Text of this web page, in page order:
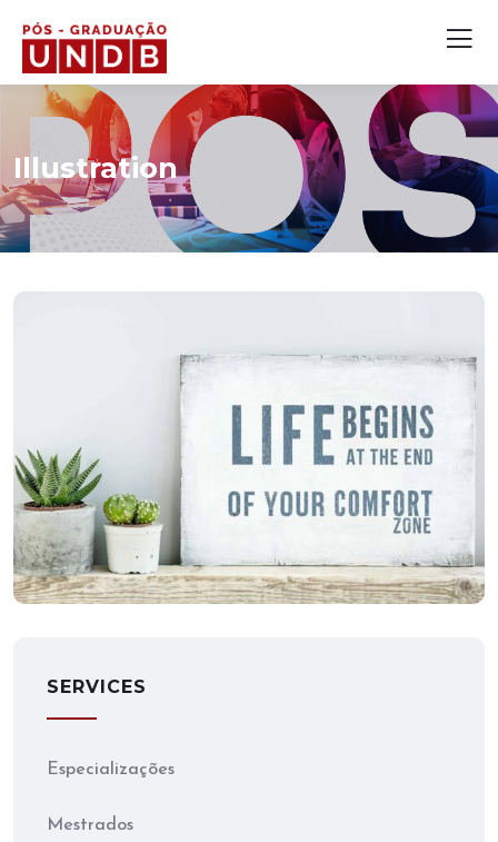
Illustration
ILLUSTRATION
Mobile Weather App
SERVICES
Especializações
Mestrados